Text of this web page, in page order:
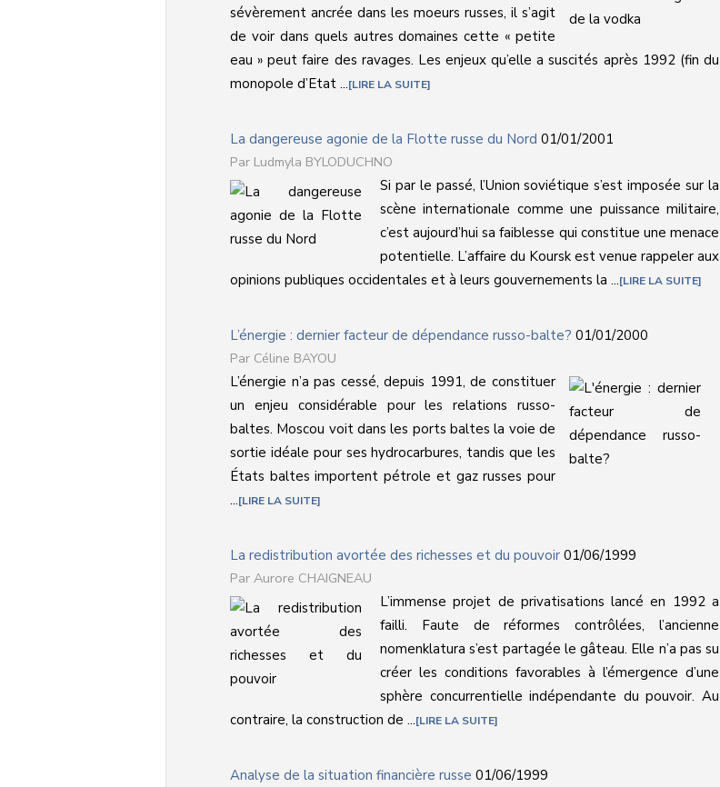
sévèrement ancrée dans les moeurs russes, il s’agit
de voir dans quels autres domaines cette « petite
eau » peut faire des ravages. Les enjeux qu’elle a suscités après 1992 (fin du
monopole d’Etat ... LIRE LA SUITE
La dangereuse agonie de la Flotte russe du Nord 01/01/2001
Ludmyla BYLODUCHNO
Si par le passé, l’Union soviétique s’est imposée sur la
scène internationale comme une puissance militaire,
c’est aujourd’hui sa faiblesse qui constitue une menace
potentielle. L’affaire du Koursk est venue rappeler aux
opinions publiques occidentales et à leurs gouvernements la ... LIRE LA SUITE
L’énergie : dernier facteur de dépendance russo-balte? 01/01/2000
Céline BAYOU
L’énergie n’a pas cessé, depuis 1991, de constituer
un enjeu considérable pour les relations russo-
baltes. Moscou voit dans les ports baltes la voie de
sortie idéale pour ses hydrocarbures, tandis que les
États baltes importent pétrole et gaz russes pour
... LIRE LA SUITE
La redistribution avortée des richesses et du pouvoir 01/06/1999
Aurore CHAIGNEAU
L’immense projet de privatisations lancé en 1992 a
failli. Faute de réformes contrôlées, l’ancienne
nomenklatura s’est partagée le gâteau. Elle n’a pas su
créer les conditions favorables à l’émergence d’une
sphère concurrentielle indépendante du pouvoir. Au
contraire, la construction de ... LIRE LA SUITE
Analyse de la situation financière russe 01/06/1999